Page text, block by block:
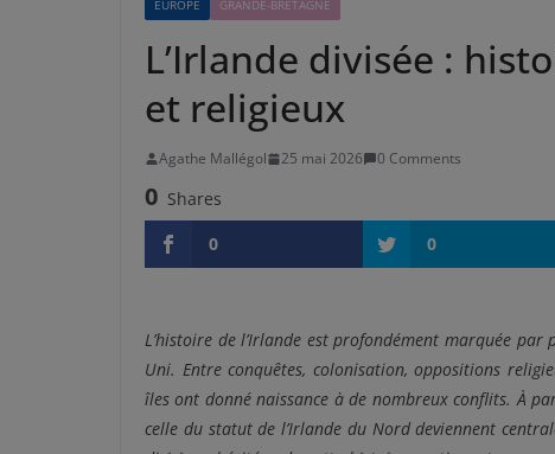
EUROPE GRANDE-BRETAGNE
L’Irlande divisée :
et religieux
Agathe Mallégol 25 mai 2026 0 Comments
0 Shares
0
0
L’histoire de l’Irlande est profondément marquée par
Uni. Entre conquêtes, colonisation, oppositions
îles ont donné naissance à de nombreux conflits. À
celle du statut de l’Irlande du Nord deviennent